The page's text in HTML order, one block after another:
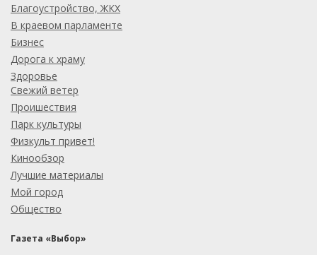
Благоустройство, ЖКХ
В краевом парламенте
Бизнес
Дорога к храму
Здоровье
Свежий ветер
Проишествия
Парк культуры
Физкульт привет!
Кинообзор
Лучшие материалы
Мой город
Общество
Газета «Выбор»